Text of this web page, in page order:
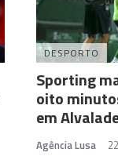
DESPORTO
Sporting
oito
em
Agência Lusa